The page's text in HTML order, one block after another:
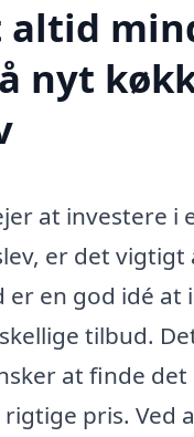
nyt
at investere i
er det vigtigt
er en god idé at
tilbud.
at finde det
pris. Ved